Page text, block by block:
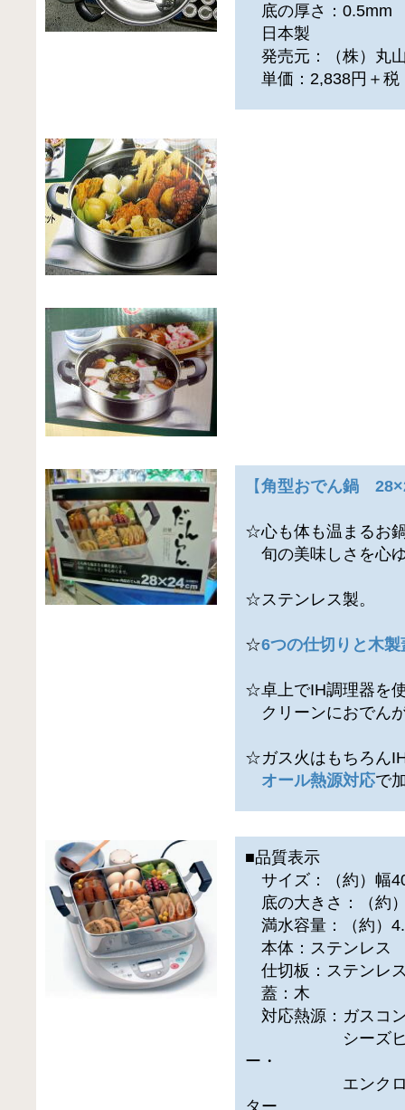
底の厚さ：0.5mm
日本製
発売元：（株）丸
単価：2,838円＋税
【角型おでん鍋
☆心も体も温まるお
旬の美味しさを心
☆ステンレス製。
☆6つの仕切りと木
☆卓上でIH調理器を
クリーンにおでん
☆ガス火はもちろん
オール熱源対応で
■品質表示
サイズ：（約）幅
底の大きさ：（約
満水容量：（約）
本体：ステンレス
仕切板：ステンレ
蓋：木
対応熱源：ガスコ
シーズヒータ
ー・
エンクロヒー
ター